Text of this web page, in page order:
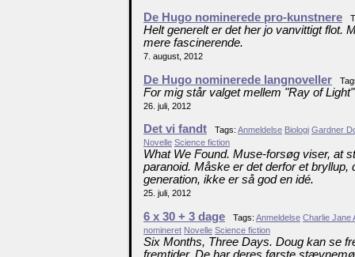
De Hugo nominerede pro-kunstnere
Helt generelt er det her jo vanvittigt flot.
mere fascinerende.
7. august, 2012
De Hugo nominerede langnoveller
For mig står valget mellem "Ray of
26. juli, 2012
Det vi fandt Tags: Anmeldelse Biologi Gardner
Novelle Science fiction
What We Found. Muse-forsøg viser, at
paranoid. Måske er det derfor et
generation, ikke er så god en idé.
25. juli, 2012
6 x 30 + 3 dage Tags: Anmeldelse Charlie Jane
nomineret Novelle Science fiction
Six Months, Three Days. Doug kan se